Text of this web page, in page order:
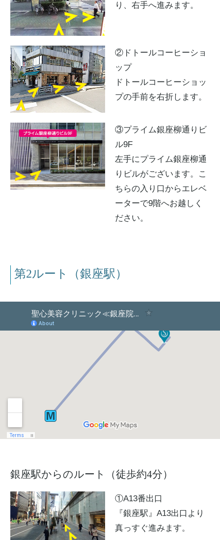
り、右手へ進みます。
②ドトールコーヒーショ
ップ
ドトールコーヒーショッ
プの手前を右折します。
③プライム銀座柳通りビ
ル9F
左手にプライム銀座柳通
りビルがございます。
こ
ちらの入り口からエレベ
ーターで9階へお越しく
ださい。
第2ルート（銀座駅）
銀座駅からのルート（徒歩約4分）
①A13番出口
『銀座駅』A13出口より
真っすぐ進みます。